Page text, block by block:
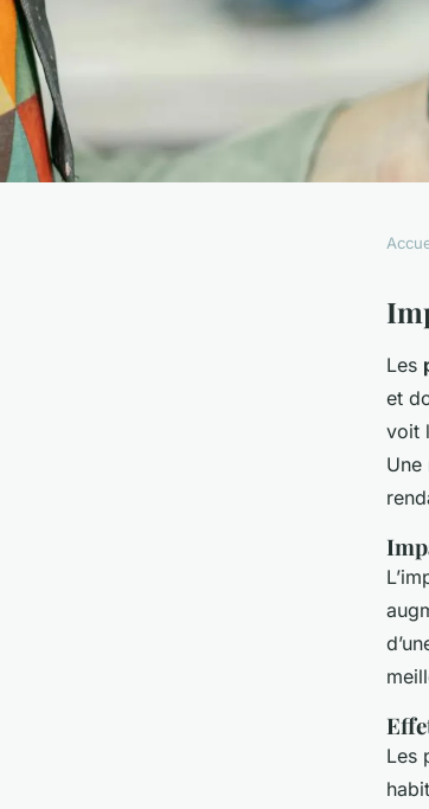
Opportunités
immobilier :
autour des
stratégique
Les
et
voit
Les